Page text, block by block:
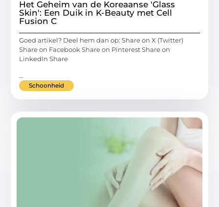
Het Geheim van de Koreaanse 'Glass
Skin': Een Duik in K-Beauty met Cell
Fusion C
Goed artikel? Deel hem dan op: Share on X (Twitter)
Share on Facebook Share on Pinterest Share on
LinkedIn Share
...
Schoonheid